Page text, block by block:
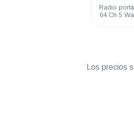
Radio
Los precios